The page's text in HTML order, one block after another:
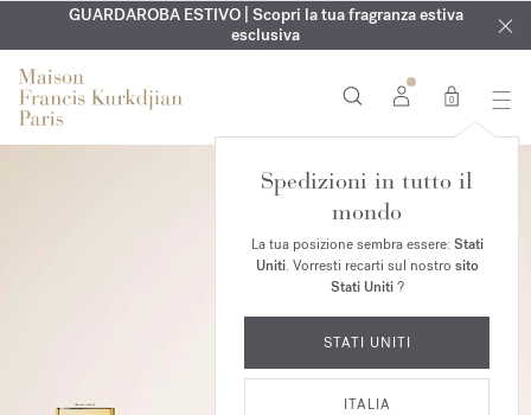
ESCLUSIVO | Scopri la nuova fragranza OUDvelvet moodnel
tuo ordine*
INCISIONE GRATUITA | Su tutte le fragranze e gli oli per il
corpo fino al 9 agosto
GUARDAROBA ESTIVO | Scopri la tua fragranza estiva
esclusiva
0
Spedizioni in tutto il
mondo
La tua posizione sembra essere: Stati
Uniti. Vorresti recarti sul nostro sito
Stati Uniti?
STATI UNITI
ITALIA